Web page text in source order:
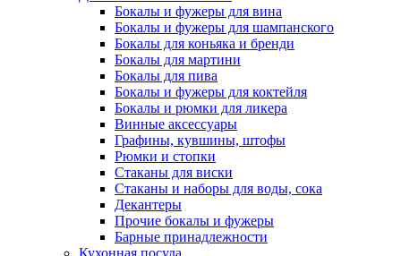
Бокалы и фужеры для вина
Бокалы и фужеры для шампанского
Бокалы для коньяка и бренди
Бокалы для мартини
Бокалы для пива
Бокалы и фужеры для коктейля
Бокалы и рюмки для ликера
Винные аксессуары
Графины, кувшины, штофы
Рюмки и стопки
Стаканы для виски
Стаканы и наборы для воды, сока
Декантеры
Прочие бокалы и фужеры
Барные принадлежности
Кухонная посуда